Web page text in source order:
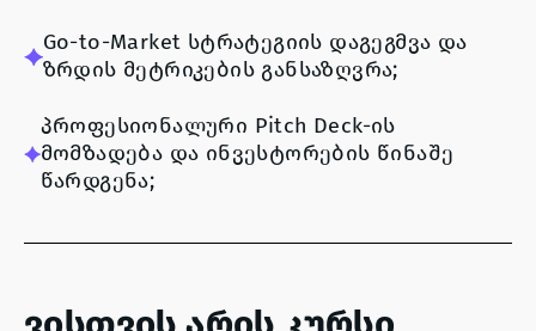
Go-to-Market სტრატეგიის დაგეგმვა და
ზრდის მეტრიკების განსაზღვრა;
პროფესიონალური Pitch Deck-ის
მომზადება და ინვესტორების წინაშე
წარდგენა;